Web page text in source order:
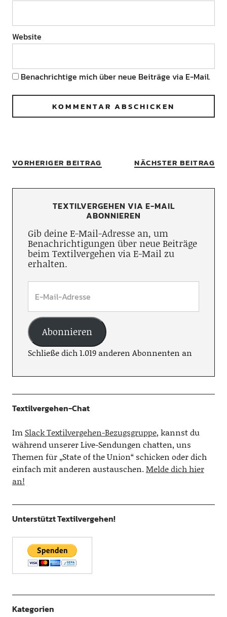
Website
Benachrichtige mich über neue Beiträge via E-Mail.
VORHERIGER BEITRAG NÄCHSTER BEITRAG
TEXTILVERGEHEN VIA E-MAIL
ABONNIEREN
Gib deine E-Mail-Adresse an, um
Benachrichtigungen über neue Beiträge
beim Textilvergehen via E-Mail zu
erhalten.
Abonnieren
Schließe dich 1.019 anderen Abonnenten an
Textilvergehen-Chat
Im Slack Textilvergehen-Bezugsgruppe, kannst du
während unserer Live-Sendungen chatten, uns
Themen für „State of the Union“ schicken oder dich
einfach mit anderen austauschen.Melde dich hier
an!
Unterstützt Textilvergehen!
Kategorien